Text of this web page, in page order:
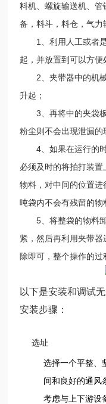
料机、螺旋输送机、
备，料斗，料仓，气力
1、利用人工或者是
起，并放置到可以方便
2、夹带器中的机械
升起；
3、再将中的夹袋板
粉尘则不会出现泄漏的
4、如果在运行的时
必须及时的将拍打装
物料，对中间的位置
吨袋内不会有残留的物
5、将整袋的物料卸
紧，然后再利用夹带
除即可，整个操作的过
以下是安装和调试
安装步骤：
选址
选择一个平整、
间和良好的通风
考虑与上下游设